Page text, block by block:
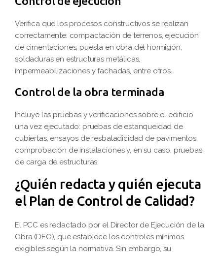
Verifica que los procesos constructivos se realizan
correctamente: compactación de terrenos, ejecución
de cimentaciones, puesta en obra del hormigón,
soldaduras en estructuras metálicas,
impermeabilizaciones y fachadas, entre otros.
Control de la obra terminada
Incluye las pruebas y verificaciones sobre el edificio
una vez ejecutado: pruebas de estanqueidad de
cubiertas, ensayos de resbaladicidad de pavimentos,
comprobación de instalaciones y, en su caso, pruebas
de carga de estructuras.
¿Quién redacta y quién ejecuta
el Plan de Control de Calidad?
El PCC es redactado por el Director de Ejecución de la
Obra (DEO), que establece los controles mínimos
exigibles según la normativa. Sin embargo, su